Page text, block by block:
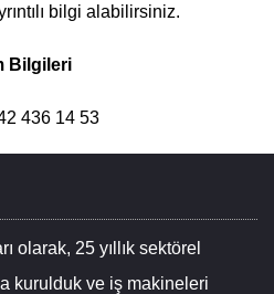
bilgi alabilirsiniz.
Bilgileri
436 14 53
olarak, 25 yıllık sektörel
kurulduk ve iş makineleri